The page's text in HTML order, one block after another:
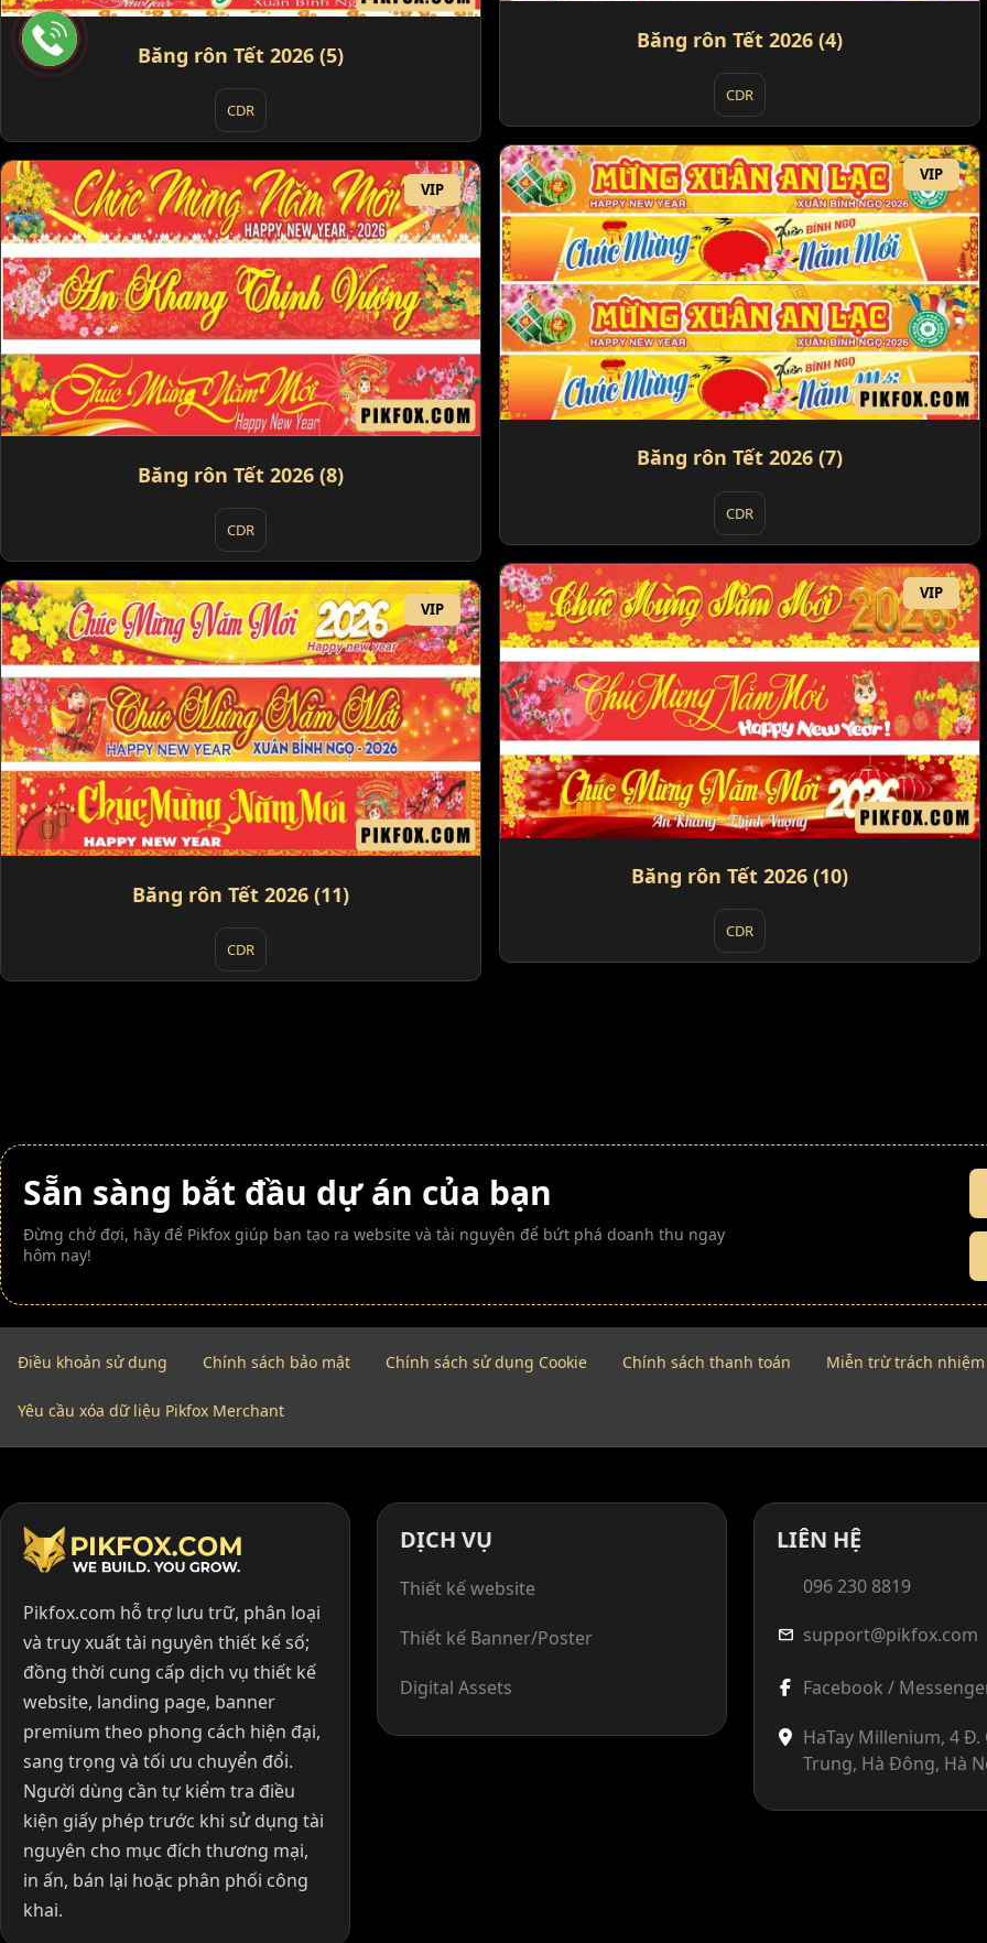
Băng rôn Tết 2026 (4)
CDR
Băng rôn Tết 2026 (5)
CDR
VIP
Băng rôn Tết 2026 (7)
CDR
VIP
Băng rôn Tết 2026 (8)
CDR
VIP
Băng rôn Tết 2026 (10)
CDR
VIP
Băng rôn Tết 2026 (11)
CDR
Sẵn sàng bắt đầu dự án của bạn
Đừng chờ đợi, hãy để Pikfox giúp bạn tạo ra website và tài nguyên để bứt phá doanh thu ngay
hôm nay!
Điều khoản sử dụng Chính sách bảo mật Chính sách sử dụng Cookie Chính sách thanh toán Miễn trừ trách nhiệm
Yêu cầu xóa dữ liệu Pikfox Merchant
Pikfox.com hỗ trợ lưu trữ, phân loại
và truy xuất tài nguyên thiết kế số;
đồng thời cung cấp dịch vụ thiết kế
website, landing page, banner
premium theo phong cách hiện đại,
sang trọng và tối ưu chuyển đổi.
Người dùng cần tự kiểm tra điều
kiện giấy phép trước khi sử dụng tài
nguyên cho mục đích thương mại,
in ấn, bán lại hoặc phân phối công
khai.
DỊCH VỤ
Thiết kế website
Thiết kế Banner/Poster
Digital Assets
LIÊN HỆ
096 230 8819
mail support@pikfox.com
Facebook /
HaTay Millenium, 4
Trung, Hà Đông, Hà